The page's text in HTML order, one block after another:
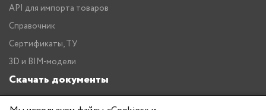
API для импорта товаров
Справочник
Сертификаты, ТУ
3D и BIM-модели
Скачать документы
Прайс